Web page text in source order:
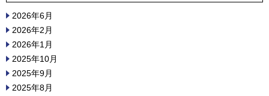
2026年6月
2026年2月
2026年1月
2025年10月
2025年9月
2025年8月